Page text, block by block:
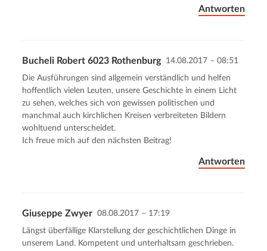
Antworten
Bucheli Robert 6023 Rothenburg 14.08.2017 – 08:51
Die Ausführungen sind allgemein verständlich und helfen
hoffentlich vielen Leuten, unsere Geschichte in einem Licht
zu sehen, welches sich von gewissen politischen und
manchmal auch kirchlichen Kreisen verbreiteten Bildern
wohltuend unterscheidet.
Ich freue mich auf den nächsten Beitrag!
Antworten
Giuseppe Zwyer 08.08.2017 – 17:19
Längst überfällige Klarstellung der geschichtlichen Dinge in
unserem Land. Kompetent und unterhaltsam geschrieben.